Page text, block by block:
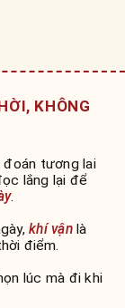
KHÔNG
đoán tương lai
lắng lại để
.
khí vậnlà
điểm.
lúc mà đi khi